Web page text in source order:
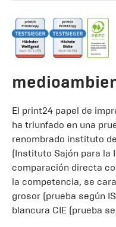
El print24 papel de
ha triunfado en una
renombrado instituto
(Instituto Sajón para la
comparación directa
la competencia, se
grosor (prueba según
blancura CIE (prueba